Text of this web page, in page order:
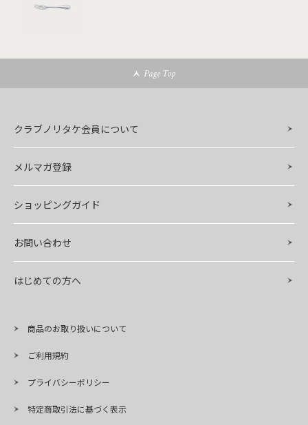
Page Top
クラブノリタケ会員について
メルマガ登録
ショッピングガイド
お問い合わせ
はじめての方へ
商品のお取り扱いについて
ご利用規約
プライバシーポリシー
特定商取引法に基づく表示